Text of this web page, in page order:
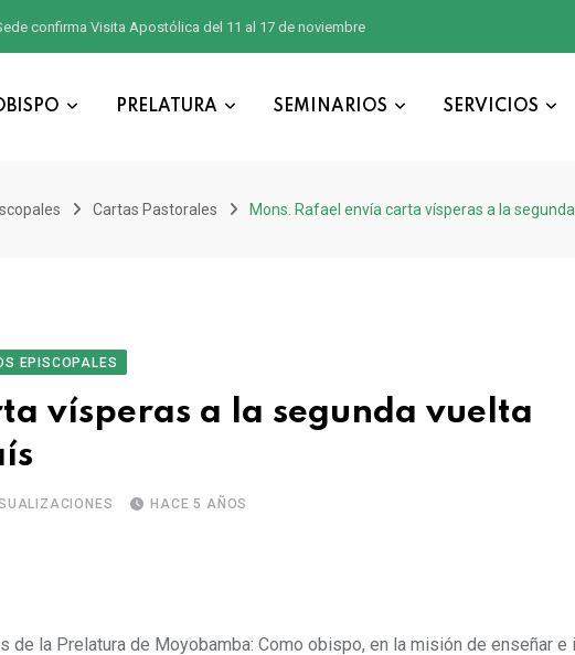
confirma Visita Apostólica del 11 al 17 de noviembre
PRELATURA SEMINARIOS SERVICIOS
Cartas Pastorales Mons. Rafael envía carta vísperas a la
EPISCOPALES
vísperas a la segunda vuelta
HACE 5 AÑOS
la Prelatura de Moyobamba: Como obispo, en la misión de enseñar e